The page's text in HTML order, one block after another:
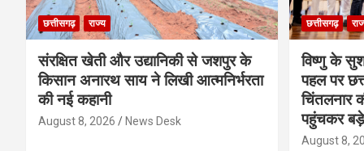
छत्तीसगढ़ राज्य
संरक्षित खेती और उद्यानिकी से जशपुर के
किसान अनारथ साय ने लिखी आत्मनिर्भरता
की नई कहानी
August 8, 2026 News Desk
छत्तीसगढ़
विष्णु के
पहल पर
चिंतलनार
पहुंचकर बड़े
August 8,